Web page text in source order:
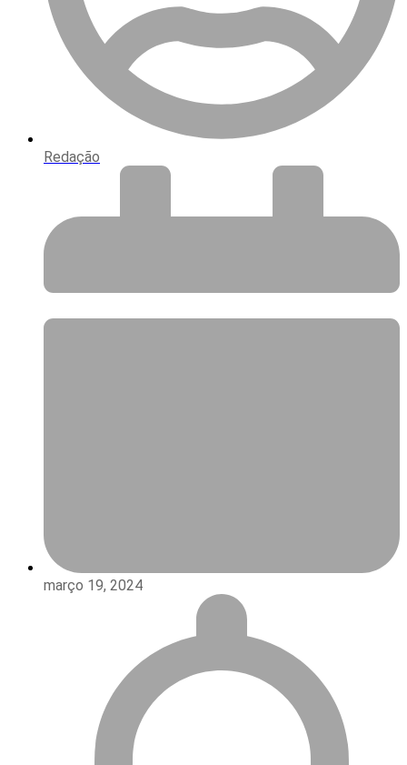
Redação
março 19, 2024